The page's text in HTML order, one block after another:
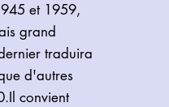
et 1959,
grand
traduira
d'autres
convient